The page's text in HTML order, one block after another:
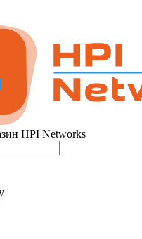
HPI Networks